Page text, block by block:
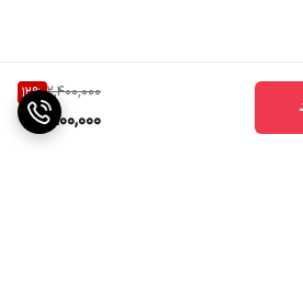
2,400,000
12%
2,100,000